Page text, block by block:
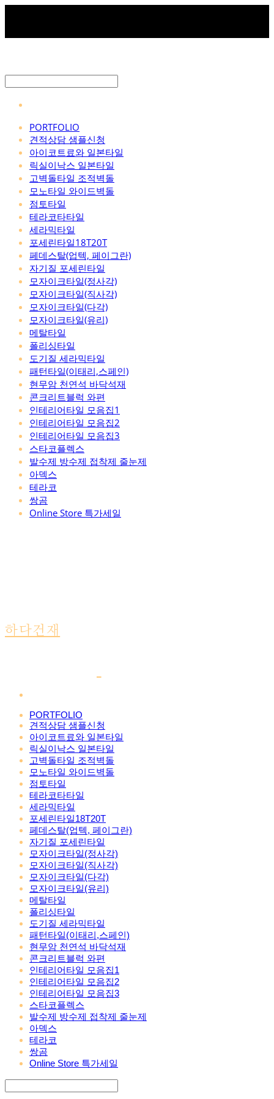
PORTFOLIO
견적상담 샘플신청
아이코트료와 일본타일
릭실이낙스 일본타일
고벽돌타일 조적벽돌
모노타일 와이드벽돌
점토타일
테라코타타일
세라믹타일
포세린타일18T20T
페데스탈(업텍, 페이그란)
자기질 포세린타일
모자이크타일(정사각)
모자이크타일(직사각)
모자이크타일(다각)
모자이크타일(유리)
메탈타일
폴리싱타일
도기질 세라믹타일
패턴타일(이태리,스페인)
현무암 천연석 바닥석재
콘크리트블럭 와편
인테리어타일 모음집1
인테리어타일 모음집2
인테리어타일 모음집3
스타코플렉스
발수제 방수제 접착제 줄눈제
아덱스
테라코
쌍곰
Online Store 특가세일
하다건재
PORTFOLIO
견적상담 샘플신청
아이코트료와 일본타일
릭실이낙스 일본타일
고벽돌타일 조적벽돌
모노타일 와이드벽돌
점토타일
테라코타타일
세라믹타일
포세린타일18T20T
페데스탈(업텍, 페이그란)
자기질 포세린타일
모자이크타일(정사각)
모자이크타일(직사각)
모자이크타일(다각)
모자이크타일(유리)
메탈타일
폴리싱타일
도기질 세라믹타일
패턴타일(이태리,스페인)
현무암 천연석 바닥석재
콘크리트블럭 와편
인테리어타일 모음집1
인테리어타일 모음집2
인테리어타일 모음집3
스타코플렉스
발수제 방수제 접착제 줄눈제
아덱스
테라코
쌍곰
Online Store 특가세일